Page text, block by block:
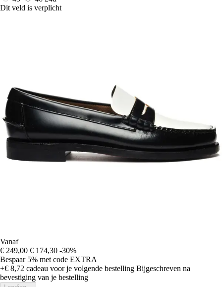
Dit veld is verplicht
Vanaf
€ 249,00 € 174,30 -30%
Bespaar 5% met code EXTRA
+€ 8,72 cadeau voor je volgende bestelling Bijgeschreven na
bevestiging van je bestelling